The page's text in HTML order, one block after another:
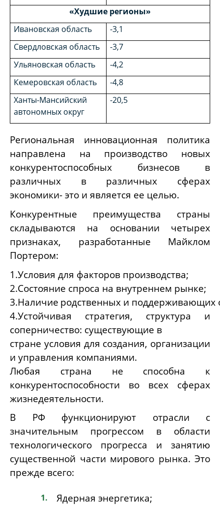
«Худшие регионы»
Ивановская область
-3,1
Свердловская область
-3,7
Ульяновская область
-4,2
Кемеровская область
-4,8
Ханты-Мансийский
автономных округ
-20,5
Региональная инновационная политика
направлена на производство новых
конкурентоспособных бизнесов в
различных в различных сферах
экономики- это и является ее целью.
Конкурентные преимущества страны
складываются на основании четырех
признаках, разработанные Майклом
Портером:
1.Условия для факторов производства;
2.Состояние спроса на внутреннем рынке;
3.Наличие родственных и поддерживающих
4.Устойчивая стратегия, структура и
соперничество: существующие в
стране условия для создания, организации
и управления компаниями.
Любая страна не способна к
конкурентоспособности во всех сферах
жизнедеятельности.
В РФ функционируют отрасли с
значительным прогрессом в области
технологического прогресса и занятию
существенной части мирового рынка. Это
прежде всего:
Ядерная энергетика;